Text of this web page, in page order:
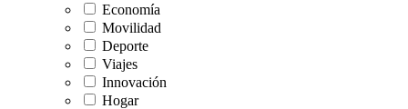
Economía
Movilidad
Deporte
Viajes
Innovación
Hogar